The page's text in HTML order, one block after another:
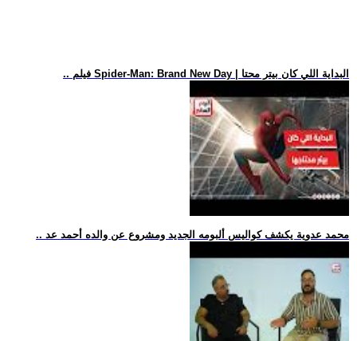
.. فيلم Spider-Man: Brand New Day | البداية اللي كان بيتر محتا
.. محمد عدوية يكشف كواليس ألبومه الجديد ومشروع عن والده أحمد عد